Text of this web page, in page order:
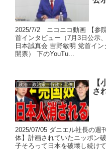
2025/7/2 ニコニコ動画 【参
首インタビュー（7月3日公示
日本誠真会 吉野敏明 党首イ
開票） 下のYouTu...
政治・政治家・行政・官僚
【
さ
2025/07/05 ダニエル社長の週
体】計画されていたニッポン
子そろって日本を破壊し続け